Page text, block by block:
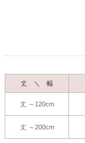
丈 ＼ 幅
丈 ～120cm
丈 ～200cm